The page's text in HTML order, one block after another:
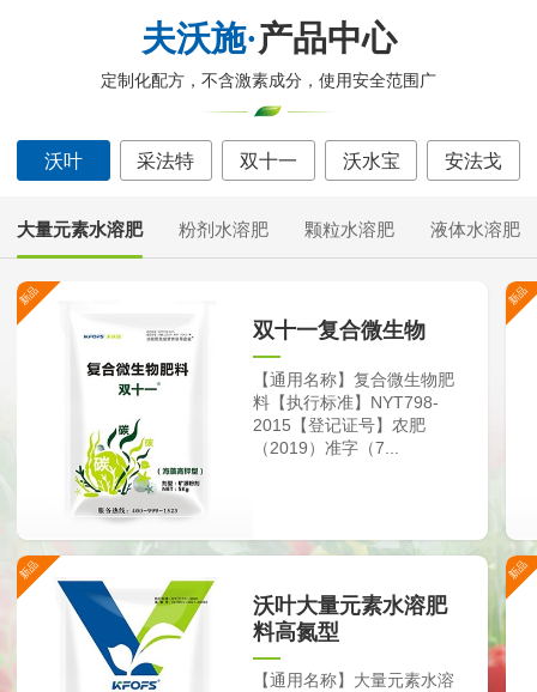
夫沃施·产品中心
定制化配方，不含激素成分，使用安全范围广
沃叶 采法特 双十一 沃水宝 安法戈
大量元素水溶肥 粉剂水溶肥 颗粒水溶肥 液体水溶肥
双十一复合微生物
【通用名称】复合微生物肥
料【执行标准】NYT798-
2015【登记证号】农肥
（2019）准字（7...
沃叶大量元素水溶肥
料高氮型
【通用名称】大量元素水溶